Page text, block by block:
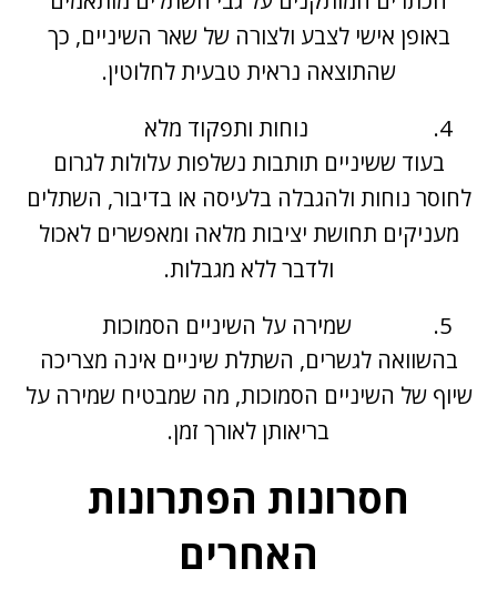
באופן אישי לצבע ולצורה של שאר השיניים, כך
שהתוצאה נראית טבעית לחלוטין.
נוחות ותפקוד מלא
בעוד ששיניים תותבות נשלפות עלולות לגרום
לחוסר נוחות ולהגבלה בלעיסה או בדיבור, השתלים
מעניקים תחושת יציבות מלאה ומאפשרים לאכול
ולדבר ללא מגבלות.
שמירה על השיניים הסמוכות
בהשוואה לגשרים, השתלת שיניים אינה מצריכה
שיוף של השיניים הסמוכות, מה שמבטיח שמירה על
בריאותן לאורך זמן.
חסרונות הפתרונות
האחרים